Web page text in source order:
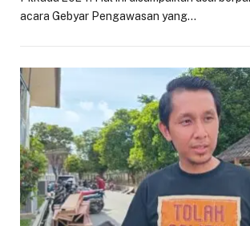
acara Gebyar Pengawasan yang…